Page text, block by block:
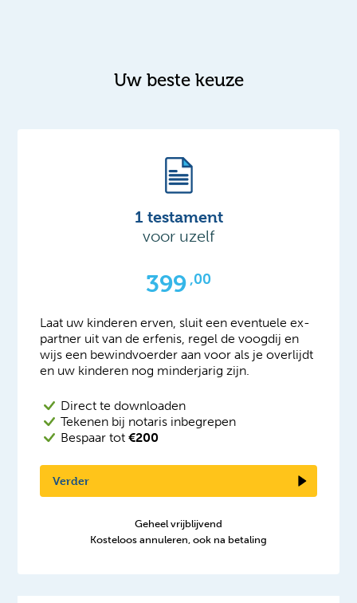
Uw beste keuze
1 testament
voor uzelf
399 ,00
Laat uw kinderen erven, sluit een eventuele ex-
partner uit van de erfenis, regel de voogdij en
wijs een bewindvoerder aan voor als je overlijdt
en uw kinderen nog minderjarig zijn.
Direct te downloaden
Tekenen bij notaris inbegrepen
Bespaar tot €200
Verder
Geheel vrijblijvend
Kosteloos annuleren, ook na betaling